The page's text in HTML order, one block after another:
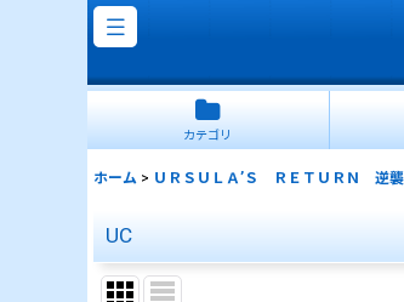
カテゴリ
ホーム > ＵＲＳＵＬＡ’Ｓ ＲＥＴＵＲＮ 逆襲
UC